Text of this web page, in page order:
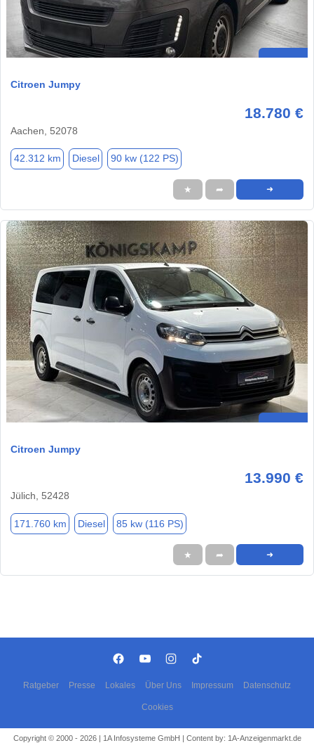
Citroen Jumpy
18.780 €
Aachen, 52078
42.312 km Diesel 90 kw (122 PS)
★ ➦ ➜
Citroen Jumpy
13.990 €
Jülich, 52428
171.760 km Diesel 85 kw (116 PS)
★ ➦ ➜
Ratgeber Presse Lokales Über Uns Impressum Datenschutz
Cookies
Copyright © 2000 - 2026 | 1A Infosysteme GmbH | Content by: 1A-Anzeigenmarkt.de